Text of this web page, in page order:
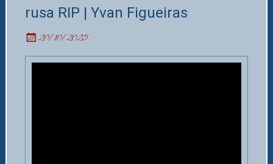
rusa RIP | Yvan Figueiras
20/10/2025